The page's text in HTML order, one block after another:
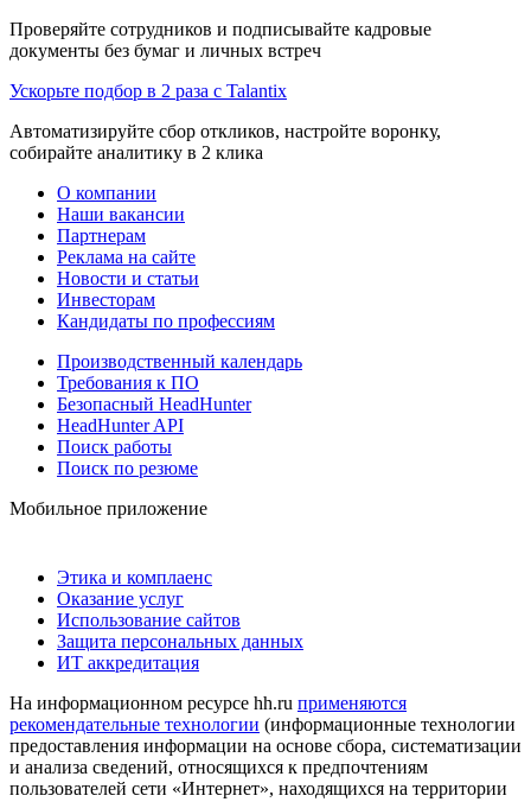
Проверяйте сотрудников и подписывайте кадровые
документы без бумаг и личных встреч
Ускорьте подбор в 2 раза с Talantix
Автоматизируйте сбор откликов, настройте воронку,
собирайте аналитику в 2 клика
О компании
Наши вакансии
Партнерам
Реклама на сайте
Новости и статьи
Инвесторам
Кандидаты по профессиям
Производственный календарь
Требования к ПО
Безопасный HeadHunter
HeadHunter API
Поиск работы
Поиск по резюме
Мобильное приложение
Этика и комплаенс
Оказание услуг
Использование сайтов
Защита персональных данных
ИТ аккредитация
На информационном ресурсе hh.ru применяются
рекомендательные технологии (информационные технологии
предоставления информации на основе сбора, систематизации
и анализа сведений, относящихся к предпочтениям
пользователей сети «Интернет», находящихся на территории